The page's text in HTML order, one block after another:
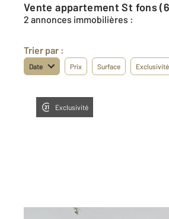
Vente appartement St fons
2 annonces immobilières :
Trier par :
Date Prix Surface Exclusivité
Exclusivité